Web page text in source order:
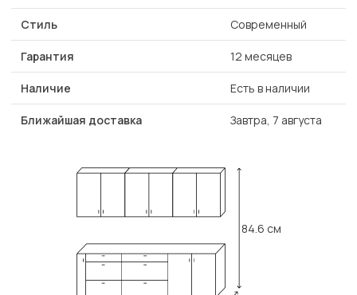
Стиль Современный
Гарантия 12 месяцев
Наличие Есть в наличии
Ближайшая доставка Завтра, 7 августа
84.6 см